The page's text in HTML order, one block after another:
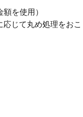
を使用）
じて丸め処理をおこ